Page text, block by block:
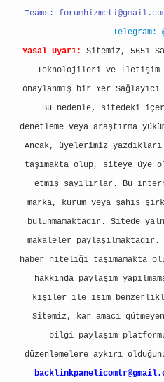
Teams:
Telegram:
Yasal Uyarı:
Sitemiz, 5651
Teknolojileri ve İletişim
onaylanmış bir Yer
Bu nedenle, sitedeki
denetleme veya araştırma
Ancak, üyelerimiz
taşımakta olup, siteye üye
etmiş sayılırlar. Bu
marka, kurum veya şahıs
bulunmamaktadır. Sitede
makaleler
haber niteliği taşımamakta
hakkında paylaşım
kişiler ile isim
Sitemiz, kar amacı
bilgi paylaşım
düzenlemelere aykırı